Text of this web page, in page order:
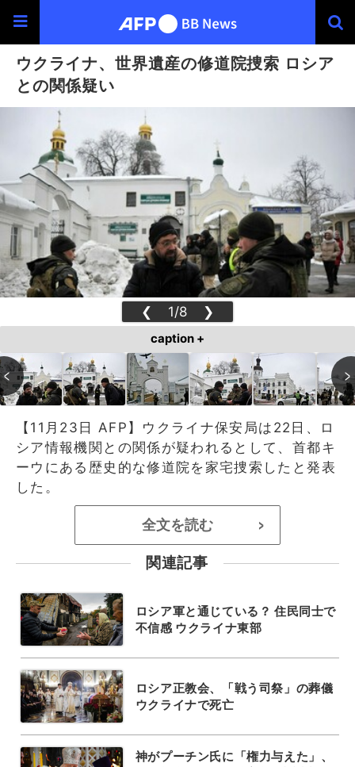
ウクライナ、世界遺産の修道院捜索 ロシア
との関係疑い
❮ 1/8 ❯
caption +
【11月23日 AFP】ウクライナ保安局は22日、ロ
シア情報機関との関係が疑われるとして、首都キ
ーウにある歴史的な修道院を家宅捜索したと発表
した。
全文を読む >
関連記事
ロシア軍と通じている？ 住民同士で
不信感 ウクライナ東部
ロシア正教会、「戦う司祭」の葬儀
ウクライナで死亡
神がプーチン氏に「権力与えた」、